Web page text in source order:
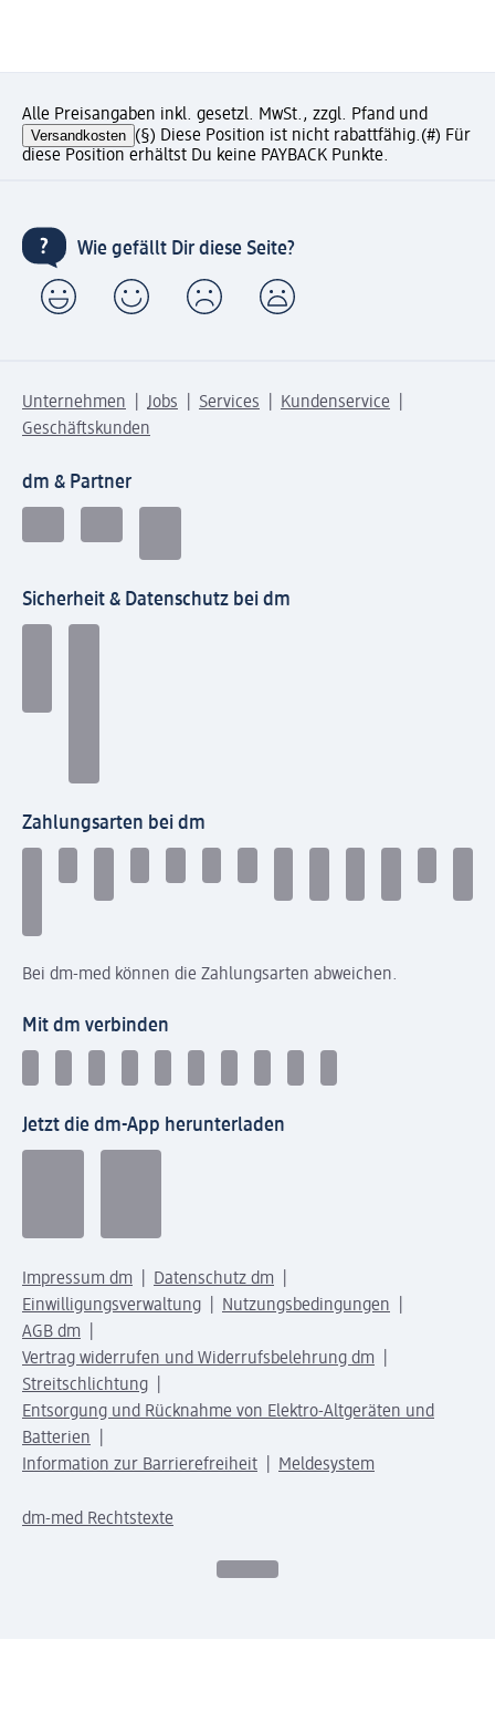
Alle Preisangaben inkl. gesetzl. MwSt., zzgl. Pfand und
Versandkosten (§) Diese Position ist nicht rabattfähig.(#) Für
diese Position erhältst Du keine PAYBACK Punkte.
Wie gefällt Dir diese Seite?
Unternehmen Jobs Services
Kundenservice
Geschäftskunden
dm & Partner
Sicherheit & Datenschutz bei dm
Zahlungsarten bei dm
Bei dm-med können die Zahlungsarten abweichen.
Mit dm verbinden
Jetzt die dm-App herunterladen
Impressum dm
Datenschutz dm
Einwilligungsverwaltung
Nutzungsbedingungen
AGB dm
Vertrag widerrufen und Widerrufsbelehrung dm
Streitschlichtung
Entsorgung und Rücknahme von Elektro-Altgeräten und
Batterien
Information zur Barrierefreiheit
Meldesystem
dm-med Rechtstexte